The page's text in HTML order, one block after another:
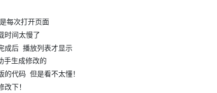
每次打开页面
时间太慢了
成后 播放列表才显示
手生成修改的
的代码 但是看不太懂！
下！